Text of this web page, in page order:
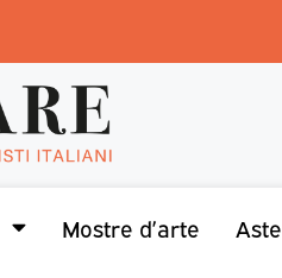
Mostre d’arte Aste